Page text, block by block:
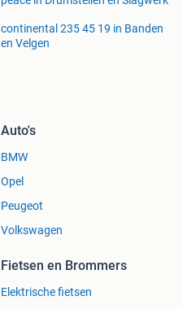
continental 235 45 19 in Banden
en Velgen
Auto's
BMW
Opel
Peugeot
Volkswagen
Fietsen en Brommers
Elektrische fietsen